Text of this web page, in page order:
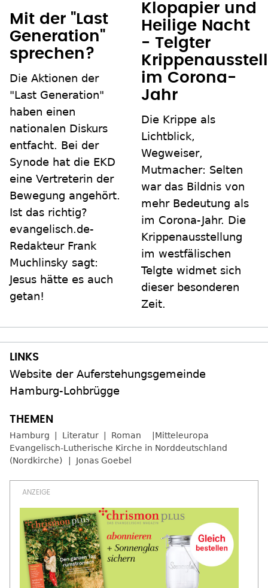
Mit der "Last
Generation"
sprechen?
Die Aktionen der
"Last Generation"
haben einen
nationalen Diskurs
entfacht. Bei der
Synode hat die EKD
eine Vertreterin der
Bewegung angehört.
Ist das richtig?
evangelisch.de-
Redakteur Frank
Muchlinsky sagt:
Jesus hätte es auch
getan!
Klopapier und
Heilige Nacht
- Telgter
im Corona-
Jahr
Die Krippe als
Lichtblick,
Wegweiser,
Mutmacher: Selten
war das Bildnis von
mehr Bedeutung als
im Corona-Jahr. Die
Krippenausstellung
im westfälischen
Telgte widmet sich
dieser besonderen
Zeit.
Website der Auferstehungsgemeinde
Hamburg-Lohbrügge
Hamburg Literatur Roman
Mitteleuropa
Evangelisch-Lutherische Kirche in Norddeutschland
(Nordkirche)
Jonas Goebel